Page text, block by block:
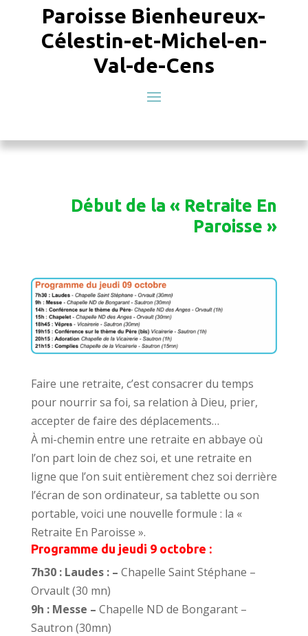
Paroisse Bienheureux-
Célestin-et-Michel-en-
Val-de-Cens
Début de la « Retraite En
Paroisse »
Faire une retraite, c’est consacrer du temps
pour nourrir sa foi, sa relation à Dieu, prier,
accepter de faire des déplacements…
À mi-chemin entre une retraite en abbaye où
l’on part loin de chez soi, et une retraite en
ligne que l’on suit entièrement chez soi derrière
l’écran de son ordinateur, sa tablette ou son
portable, voici une nouvelle formule : la «
Retraite En Paroisse ».
Programme du jeudi 9 octobre :
7h30 : Laudes : – Chapelle Saint Stéphane –
Orvault (30 mn)
9h : Messe – Chapelle ND de Bongarant –
Sautron (30mn)